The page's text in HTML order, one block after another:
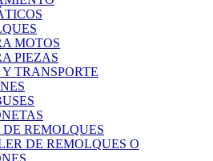
MOTOS
PIEZAS
TRANSPORTE
REMOLQUES
DE REMOLQUES O